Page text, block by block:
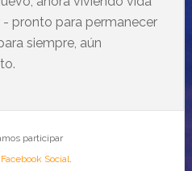
pronto para permanecer
siempre, aún
participar
Facebook Social.